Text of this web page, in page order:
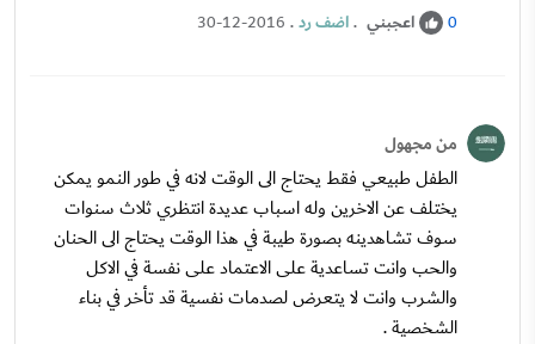
0 اعجبني .اضف رد.
30-12-2016
من مجهول
الطفل طبيعي فقط يحتاج الى الوقت لانه في طور النمو يمكن
يختلف عن الاخرين وله اسباب عديدة انتظري ثلاث سنوات
سوف تشاهدينه بصورة طيبة في هذا الوقت يحتاج الى الحنان
والحب وانت تساعدية على الاعتماد على نفسة في الاكل
والشرب وانت لا يتعرض لصدمات نفسية قد تأخر في بناء
الشخصية .